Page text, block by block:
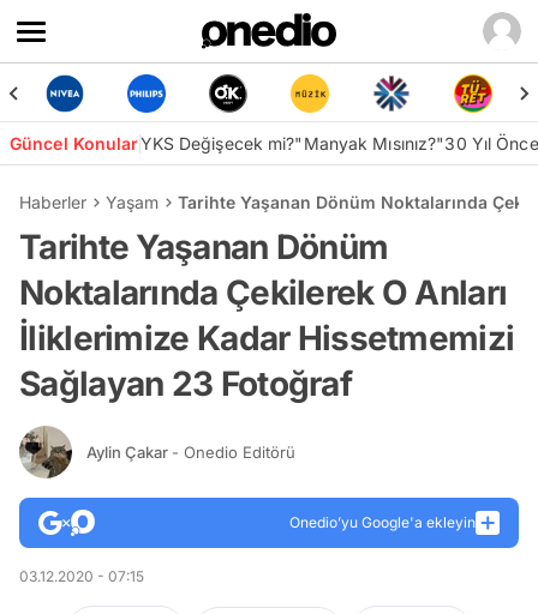
Güncel KonularYKS Değişecek mi?"Manyak Mısınız?"30 Yıl
Haberler Yaşam Tarihte Yaşanan Dönüm Noktalarında
Tarihte Yaşanan Dönüm
Noktalarında Çekilerek O Anları
İliklerimize Kadar Hissetmemizi
Sağlayan 23 Fotoğraf
Aylin Çakar - Onedio Editörü
Onedio’yu Google'a ekleyin
03.12.2020 - 07:15